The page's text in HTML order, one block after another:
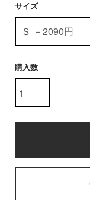
サイズ
購入数